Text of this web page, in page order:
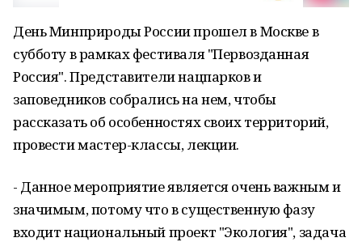
День Минприроды России прошел в Москве в
субботу в рамках фестиваля "Первозданная
Россия". Представители нацпарков и
заповедников собрались на нем, чтобы
рассказать об особенностях своих территорий,
провести мастер-классы, лекции.
- Данное мероприятие является очень важным и
значимым, потому что в существенную фазу
входит национальный проект "Экология", задача